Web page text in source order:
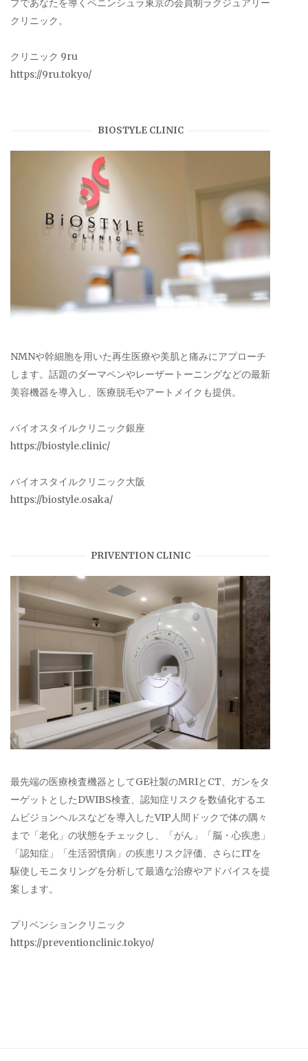
プであなたを導くペニンシュラ東京の会員制ラグジュアリー
クリニック。
クリニック 9ru
https://9ru.tokyo/
BIOSTYLE CLINIC
NMNや幹細胞を用いた再生医療や美肌と痛みにアプローチ
します。話題のダーマペンやレーザートーニングなどの最新
美容機器を導入し、医療脱毛やアートメイクも提供。
バイオスタイルクリニック銀座
https://biostyle.clinic/
バイオスタイルクリニック大阪
https://biostyle.osaka/
PRIVENTION CLINIC
最先端の医療検査機器としてGE社製のMRIとCT、ガンをタ
ーゲットとしたDWIBS検査、認知症リスクを数値化するエ
ムビジョンヘルスなどを導入したVIP人間ドックで体の隅々
まで「老化」の状態をチェックし、「がん」「脳・心疾患」
「認知症」「生活習慣病」の疾患リスク評価、さらにITを
駆使しモニタリングを分析して最適な治療やアドバイスを提
案します。
プリベンションクリニック
https://preventionclinic.tokyo/